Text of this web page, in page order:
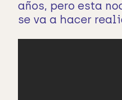
años, pero esta
se va a hacer